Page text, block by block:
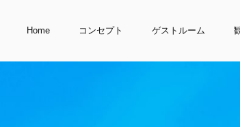
Home コンセプト ゲストルーム